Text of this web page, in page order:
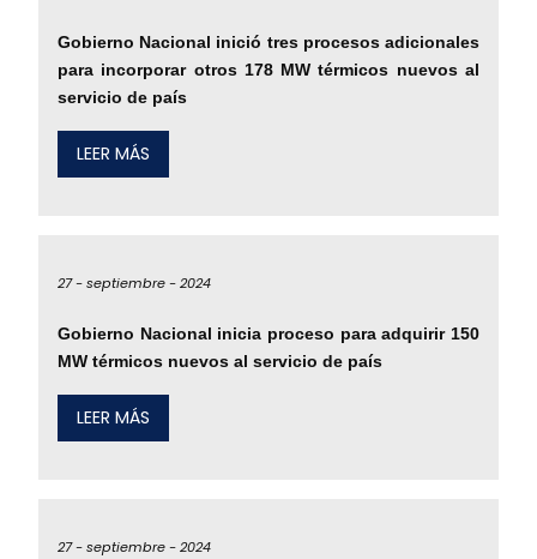
Gobierno Nacional inició tres procesos adicionales
para incorporar otros 178 MW térmicos nuevos al
servicio de país
LEER MÁS
27 -septiembre -2024
Gobierno Nacional inicia proceso para adquirir 150
MW térmicos nuevos al servicio de país
LEER MÁS
27 -septiembre -2024